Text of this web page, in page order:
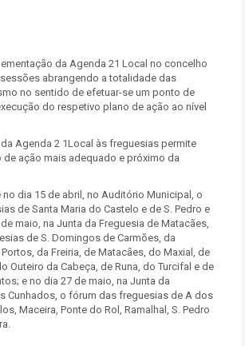
da Agenda 21 Local no concelho
abrangendo a totalidade das
no sentido de efetuar-se um ponto de
do respetivo plano de ação ao nível
Agenda 2 1Local às freguesias permite
de ação mais adequado e próximo da
dia 15 de abril, no Auditório Municipal, o
de Santa Maria do Castelo e de S. Pedro e
maio, na Junta da Freguesia de Matacães,
de S. Domingos de Carmões, da
da Freiria, de Matacães, do Maxial, de
Outeiro da Cabeça, de Runa, do Turcifal e de
e no dia 27 de maio, na Junta da
Cunhados, o fórum das freguesias de A dos
Maceira, Ponte do Rol, Ramalhal, S. Pedro